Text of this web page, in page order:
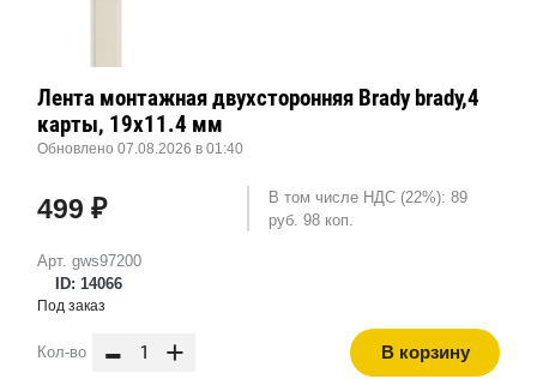
Арт. gws97200
ID: 14066
Лента монтажная двухсторонняя Brady brady,4
карты, 19x11.4 мм
Обновлено 07.08.2026 в 01:40
499 ₽
В том числе НДС (22%): 89
руб. 98 коп.
Под заказ
Кол-во - + В корзину